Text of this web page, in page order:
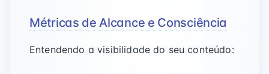
Métricas de Alcance e Consciência
Entendendo a visibilidade do seu conteúdo: